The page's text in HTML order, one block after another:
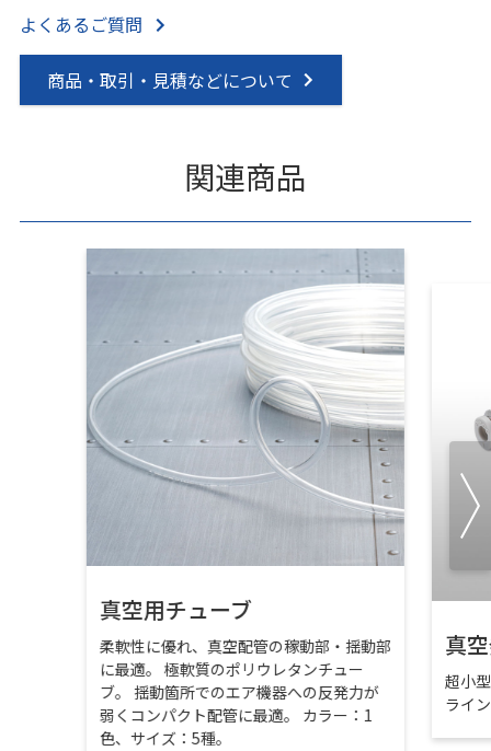
よくあるご質問
商品・取引・見積などについて
関連商品
真空用チューブ
柔軟性に優れ、真空配管の稼動部・揺動部
に最適。 極軟質のポリウレタンチュー
ブ。 揺動箇所でのエア機器への反発力が
弱くコンパクト配管に最適。 カラー：1
色、サイズ：5種。
真
超小
ライ